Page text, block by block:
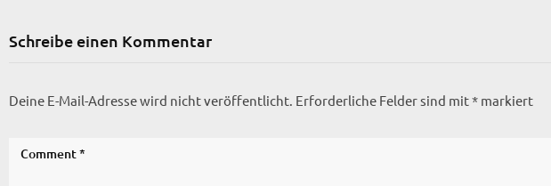
Schreibe einen Kommentar
Deine E-Mail-Adresse wird nicht veröffentlicht. Erforderliche Felder sind mit* markiert